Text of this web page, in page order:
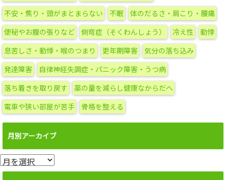
不安・焦り・頭がまとまらない 不眠 体のだるさ・肩こり・腰痛
便秘やお腹の張りなど 側弯症（そくわんしょう） 冷え性 動悸
息苦しさ・動悸・喉のつまり 更年期障害 気分の落ち込み
発達障害 自律神経失調症・パニック障害・うつ病
落ち着きを取り戻す 薬の量を減らし健康なからだへ
電車や狭い部屋が苦手 骨格を整える
月別アーカイブ
月
別